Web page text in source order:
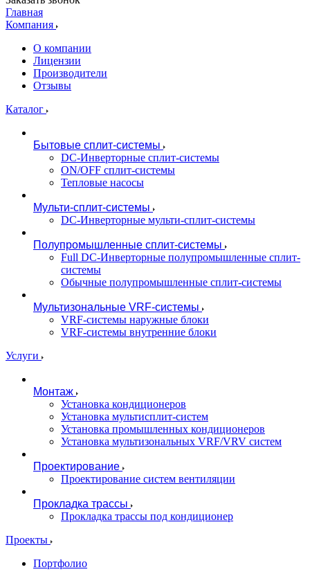
Главная
Компания
О компании
Лицензии
Производители
Отзывы
Каталог
Бытовые сплит-системы
DC-Инверторные сплит-системы
ON/OFF сплит-системы
Тепловые насосы
Мульти-сплит-системы
DC-Инверторные мульти-сплит-системы
Полупромышленные сплит-системы
Full DC-Инверторные полупромышленные сплит-
системы
Обычные полупромышленные сплит-системы
Мультизональные VRF-системы
VRF-системы наружные блоки
VRF-системы внутренние блоки
Услуги
Монтаж
Установка кондиционеров
Установка мультисплит-систем
Установка промышленных кондиционеров
Установка мультизональных VRF/VRV систем
Проектирование
Проектирование систем вентиляции
Прокладка трассы
Прокладка трассы под кондиционер
Проекты
Портфолио